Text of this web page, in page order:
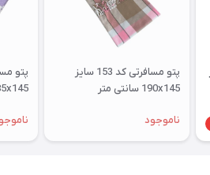
پتو مسافرتی کد 153 سایز
190x145 سانتی متر
ناموجود
185x145 سانتی متر